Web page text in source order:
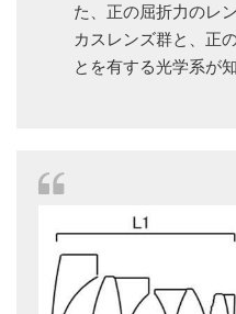
た、正の屈折力のレ
カスレンズ群と、正
とを有する光学系が